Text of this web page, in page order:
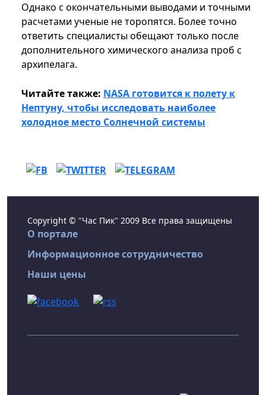
Однако с окончательными выводами и точными
расчетами ученые не торопятся. Более точно
ответить специалисты обещают только после
дополнительного химического анализа проб с
архипелага.
Читайте также: NASA готовится к полету к
Нептуну, чтобы исследовать наиболее
холодное место Солнечной системы
Copyright © "Час Пик" 2009 Все права защищены
О портале
Информационное сотрудничество
Наши цены